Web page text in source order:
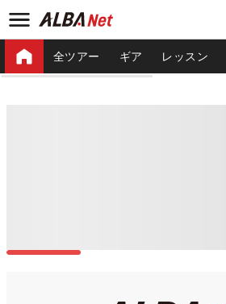
全ツアー ギア レッスン